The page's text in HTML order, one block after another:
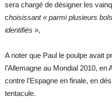
sera chargé de désigner les
choisissant « parmi plusieurs
identifiés »,
A noter que Paul le poulpe avait
l’Allemagne au Mondial 2010, en
contre l’Espagne en finale, en
tentacule.